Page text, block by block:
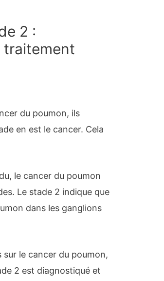
2 :
traitement
du poumon, ils
en est le cancer. Cela
le cancer du poumon
Le stade 2 indique que
dans les ganglions
le cancer du poumon,
2 est diagnostiqué et